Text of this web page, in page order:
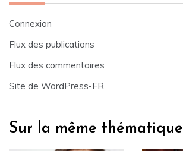
Connexion
Flux des publications
Flux des commentaires
Site de WordPress-FR
Sur la même thématique